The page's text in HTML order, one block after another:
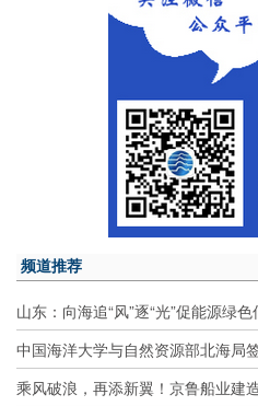
频道推荐
山东：向海追“风”逐“光”促能源绿
中国海洋大学与自然资源部北海局
乘风破浪，再添新翼！京鲁船业建